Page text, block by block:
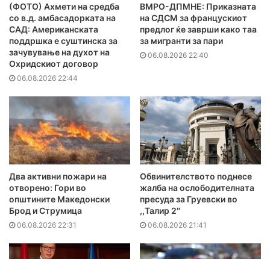
(ФОТО) Ахмети на средба
со в.д. амбасадорката на
САД: Американската
поддршка е суштинска за
зачувување на духот на
Охридскиот договор
06.08.2026 22:44
ВМРО-ДПМНЕ: Приказната
на СДСМ за францускиот
предлог ќе заврши како таа
за мигранти за пари
06.08.2026 22:40
Два активни пожари на
отворено: Гори во
општините Македонски
Брод и Струмица
06.08.2026 22:31
Обвинителството поднесе
жалба на ослободителната
пресуда за Груевски во
,,Талир 2″
06.08.2026 21:41